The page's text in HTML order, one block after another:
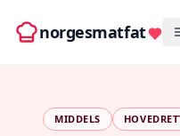
norgesmatfat
MIDDELS